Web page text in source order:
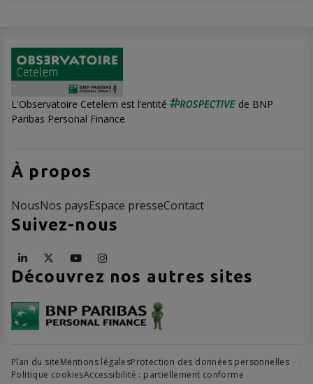
L'Observatoire Cetelem est l’entité
de BNP
Paribas Personal Finance
À propos
NousNos paysEspace presseContact
Suivez-nous
Découvrez nos autres sites
Plan du siteMentions légalesProtection des données personnelles
Politique cookiesAccessibilité : partiellement conforme